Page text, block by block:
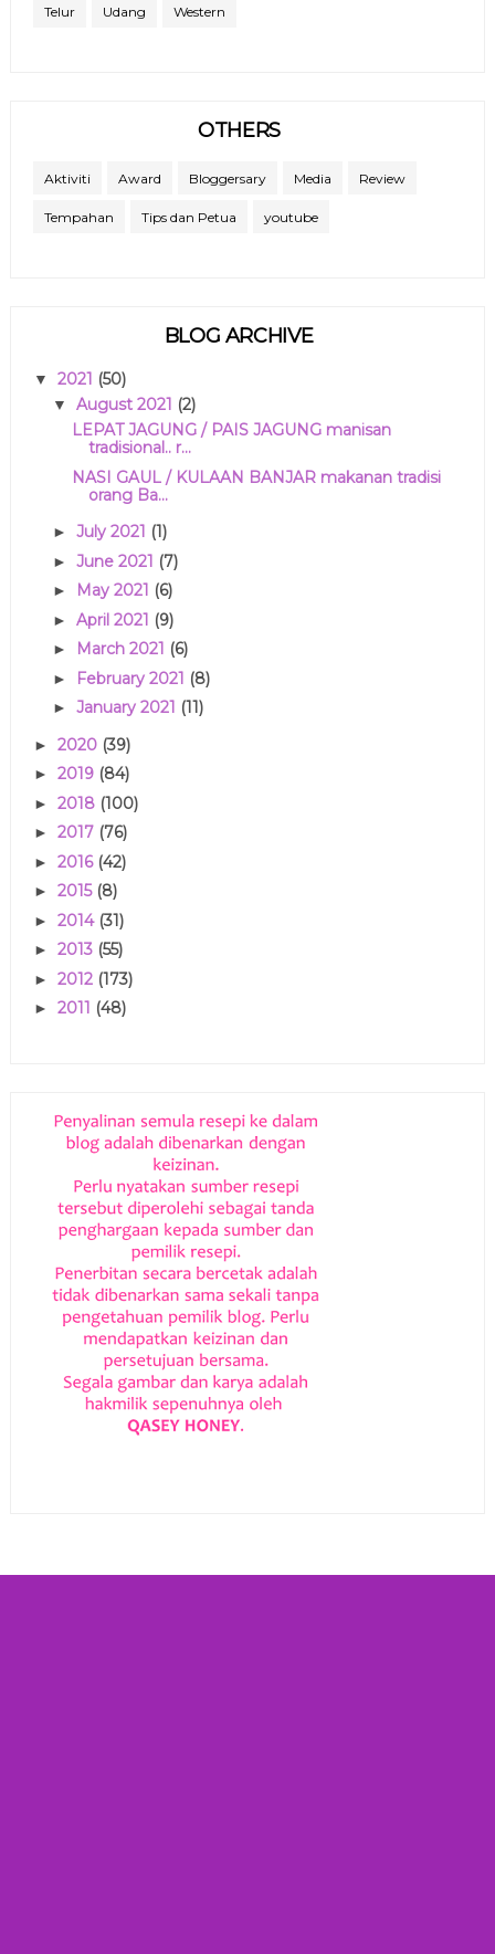
Telur Udang Western
OTHERS
Aktiviti Award Bloggersary Media Review
Tempahan Tips dan Petua youtube
BLOG ARCHIVE
▼ 2021 (50)
▼ August 2021 (2)
LEPAT JAGUNG / PAIS JAGUNG manisan
tradisional.. r...
NASI GAUL / KULAAN BANJAR makanan tradisi
orang Ba...
► July 2021 (1)
► June 2021 (7)
► May 2021 (6)
► April 2021 (9)
► March 2021 (6)
► February 2021 (8)
► January 2021 (11)
► 2020 (39)
► 2019 (84)
► 2018 (100)
► 2017 (76)
► 2016 (42)
► 2015 (8)
► 2014 (31)
► 2013 (55)
► 2012 (173)
► 2011 (48)